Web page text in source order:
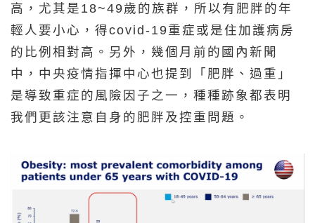
高，尤其是18~49歲的族群，所以有肥胖的年
輕人要小心，得covid-19重症或是住加護病房
的比例相對高。另外，幾個月前的國內新聞
中，中央疫情指揮中心也提到「肥胖、過重」
是導致重症的風險因子之一，種種跡象都表明
我們更該注意自身的肥胖及控重問題。